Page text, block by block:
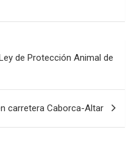
de Protección Animal de
carretera Caborca-Altar